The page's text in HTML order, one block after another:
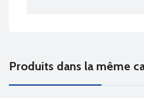
Produits dans la même